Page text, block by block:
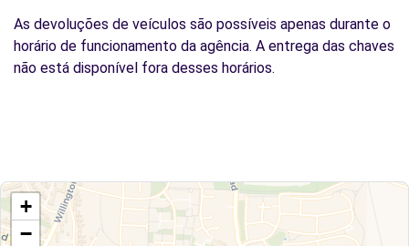
As devoluções de veículos são possíveis apenas durante o
horário de funcionamento da agência. A entrega das chaves
não está disponível fora desses horários.
+
−